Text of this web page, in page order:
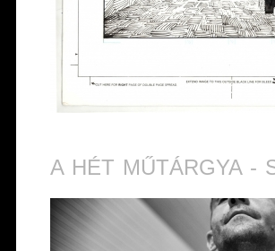
A HÉT MŰTÁRGYA -